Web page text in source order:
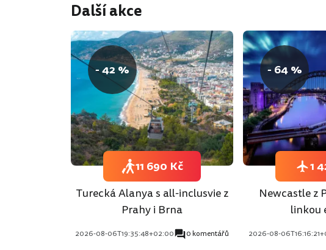
Další akce
- 42 %
Turecká Alanya s all-inclusvie z
Prahy i Brna
2026-08-06T19:35:48+02:00 0 komentářů
11 690 Kč
- 64 %
Newcastle z
linkou
2026-08-
1